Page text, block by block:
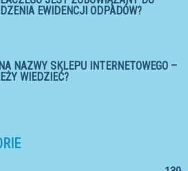
EWIDENCJI ODPADÓW?
NAZWY SKLEPU INTERNETOWEGO –
WIEDZIEĆ?